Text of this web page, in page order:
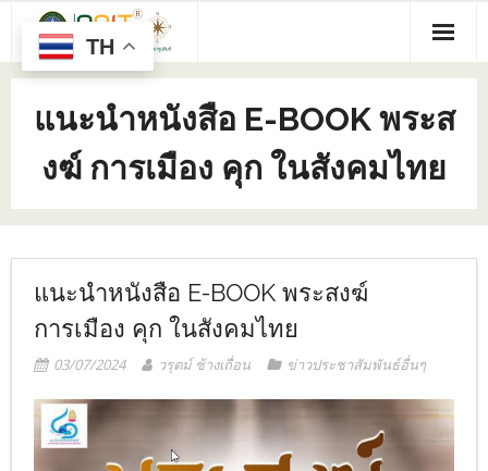
แนะนำหนังสือ E-BOOK พระส
งฆ์ การเมือง คุก ในสังคมไทย
แนะนำหนังสือ E-BOOK พระสงฆ์
การเมือง คุก ในสังคมไทย
03/07/2024 วรุตม์ ช้างเถื่อน ข่าวประชาสัมพันธ์อื่นๆ
TH